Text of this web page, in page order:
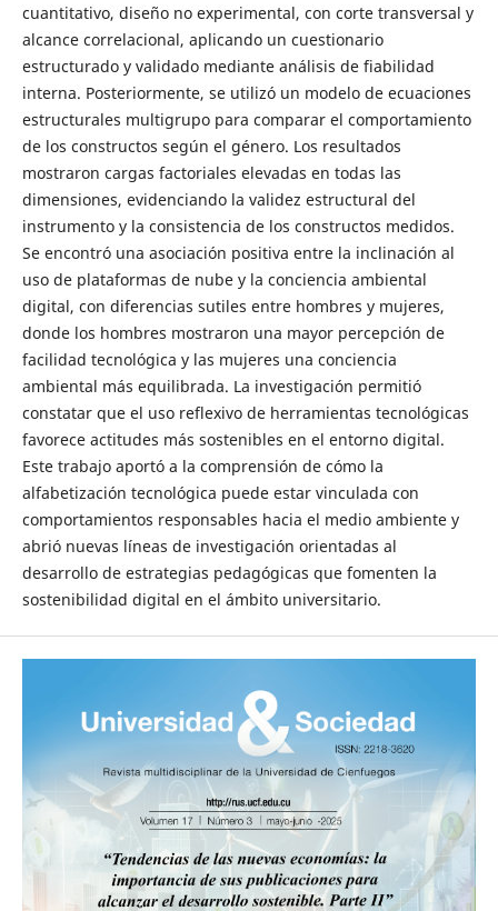
cuantitativo, diseño no experimental, con corte transversal y
alcance correlacional, aplicando un cuestionario
estructurado y validado mediante análisis de fiabilidad
interna. Posteriormente, se utilizó un modelo de ecuaciones
estructurales multigrupo para comparar el comportamiento
de los constructos según el género. Los resultados
mostraron cargas factoriales elevadas en todas las
dimensiones, evidenciando la validez estructural del
instrumento y la consistencia de los constructos medidos.
Se encontró una asociación positiva entre la inclinación al
uso de plataformas de nube y la conciencia ambiental
digital, con diferencias sutiles entre hombres y mujeres,
donde los hombres mostraron una mayor percepción de
facilidad tecnológica y las mujeres una conciencia
ambiental más equilibrada. La investigación permitió
constatar que el uso reflexivo de herramientas tecnológicas
favorece actitudes más sostenibles en el entorno digital.
Este trabajo aportó a la comprensión de cómo la
alfabetización tecnológica puede estar vinculada con
comportamientos responsables hacia el medio ambiente y
abrió nuevas líneas de investigación orientadas al
desarrollo de estrategias pedagógicas que fomenten la
sostenibilidad digital en el ámbito universitario.